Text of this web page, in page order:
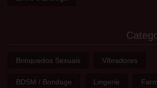
Brinquedos Sexuais Vibradores
BDSM / Bondage Lingerie